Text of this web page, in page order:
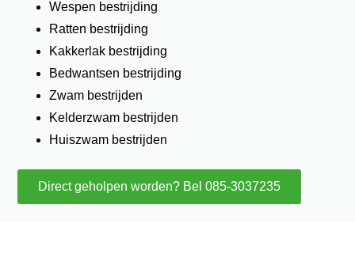
Wespen bestrijding
Ratten bestrijding
Kakkerlak bestrijding
Bedwantsen bestrijding
Zwam bestrijden
Kelderzwam bestrijden
Huiszwam bestrijden
Direct geholpen worden? Bel 085-3037235